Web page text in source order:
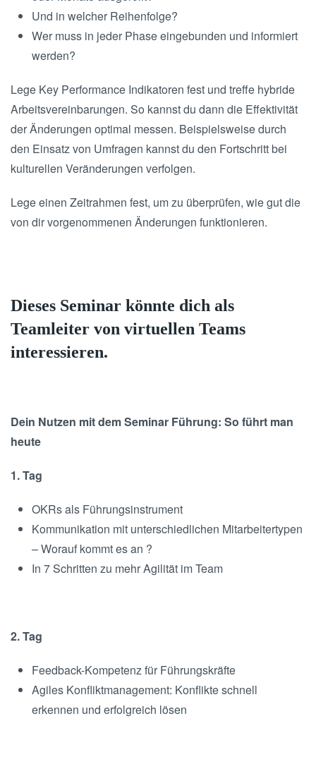
Und in welcher Reihenfolge?
Wer muss in jeder Phase eingebunden und informiert
werden?
Lege Key Performance Indikatoren fest und treffe hybride
Arbeitsvereinbarungen. So kannst du dann die Effektivität
der Änderungen optimal messen. Beispielsweise durch
den Einsatz von Umfragen kannst du den Fortschritt bei
kulturellen Veränderungen verfolgen.
Lege einen Zeitrahmen fest, um zu überprüfen, wie gut die
von dir vorgenommenen Änderungen funktionieren.
Dieses Seminar könnte dich als
Teamleiter von virtuellen Teams
interessieren.
Dein Nutzen mit dem Seminar Führung: So führt man
heute
1. Tag
OKRs als Führungsinstrument
Kommunikation mit unterschiedlichen Mitarbeitertypen
– Worauf kommt es an ?
In 7 Schritten zu mehr Agilität im Team
2. Tag
Feedback-Kompetenz für Führungskräfte
Agiles Konfliktmanagement: Konflikte schnell
erkennen und erfolgreich lösen